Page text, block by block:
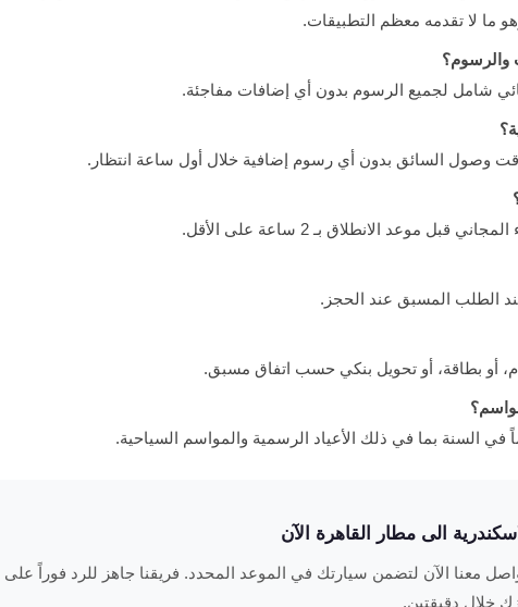
ما لا تقدمه معظم التطبيقات.
والرسوم؟
شامل لجميع الرسوم بدون أي إضافات مفاجئة.
وقت وصول السائق بدون أي رسوم إضافية خلال أول ساعة انتظار.
قبل موعد الانطلاق بـ 2 ساعة على الأقل.
الطلب المسبق عند الحجز.
أو بطاقة، أو تحويل بنكي حسب اتفاق مسبق.
الى مطار القاهرة الآن
معنا الآن لتضمن سيارتك في الموعد المحدد. فريقنا جاهز للرد فوراً على
خلال دقيقتين.